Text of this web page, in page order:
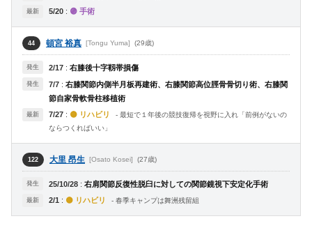
最新 5/20 : 🟣 手術
44 頓宮 裕真 [Tongu Yuma] (29歳)
発生 2/17 : 右膝後十字靱帯損傷
発生 7/7 : 右膝関節内側半月板再建術、右膝関節高位脛骨骨切り術、右膝関
節自家骨軟骨柱移植術
最新 7/27 : 🟡 リハビリ
- 最短で１年後の競技復帰を視野に入れ「前例がないの
ならつくればいい」
122 大里 昂生 [Osato Kosei] (27歳)
発生 25/10/28 : 右肩関節反復性脱臼に対しての関節鏡視下安定化手術
最新 2/1 : 🟡 リハビリ - 春季キャンプは舞洲残留組